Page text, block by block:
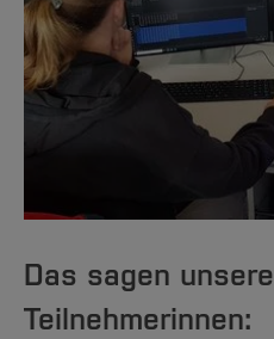
Das sagen unsere
Teilnehmerinnen: